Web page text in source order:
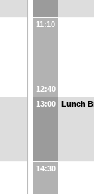
11:10
12:40
13:00
Lunch
14:30